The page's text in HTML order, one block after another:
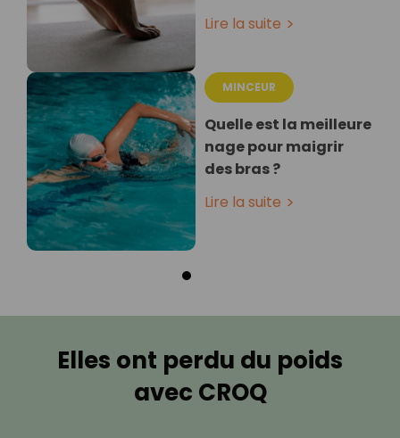
Lire la suite
MINCEUR
Quelle est la meilleure
nage pour maigrir
des bras ?
Lire la suite
Elles ont perdu du poids
avec CROQ